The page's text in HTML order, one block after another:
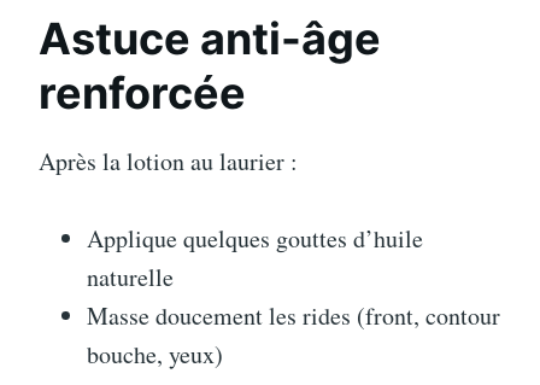
Astuce anti-âge
renforcée
Après la lotion au laurier :
Applique quelques gouttes d’huile
naturelle
Masse doucement les rides (front, contour
bouche, yeux)